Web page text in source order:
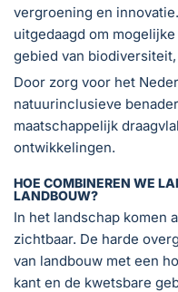
vergroening en
uitgedaagd om
gebied van
Door zorg voor het
natuurinclusieve
maatschappelijk
ontwikkelingen.
HOE COMBINEREN WE
LANDBOUW?
In het landschap komen
zichtbaar. De harde
van landbouw met een
kant en de kwetsbare